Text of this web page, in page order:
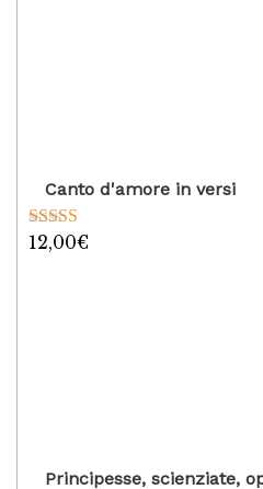
Canto d'amore in versi
Valutato
12,00€
Principesse, scienziate,